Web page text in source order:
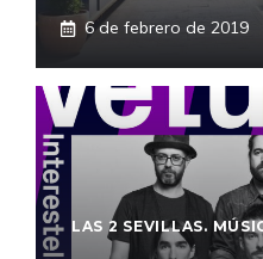
6 de febrero de 2019
LAS 2 SEVILLAS.